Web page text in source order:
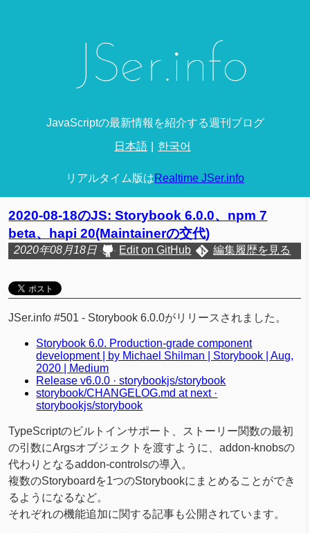
JavaScriptの最新情報を紹介する週刊ブログ
日本語 한국어
リアルタイム版はRealtime JSer.info
2020-08-18のJS: Storybook 6.0.0、npm 7
beta、hapi 20(Maintainerの交代)
2020年08月18日 Edit on GitHub 編集履歴を見る
JSer.info #501 - Storybook 6.0.0がリリースされました。
Storybook 6.0. Production-grade component
development | by Michael Shilman | Storybook | Aug,
2020 | Medium
Release v6.0.0 · storybookjs/storybook
storybook/CHANGELOG.md at next ·
storybookjs/storybook
TypeScriptのビルトインサポート、ストーリー関数の最初
の引数にArgsオブジェクトを渡すように、addon-knobsの
代わりとなるaddon-controlsの導入。
複数のStoryboardを1つのStorybookにまとめることができ
るようになるなど。
それぞれの機能追加に関する記事も公開されています。